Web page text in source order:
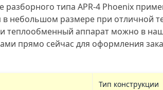
типа APR-4 Phoenix
небольшом размере при отличной
теплообменный аппарат можно в
прямо сейчас для оформления
Тип конструкции